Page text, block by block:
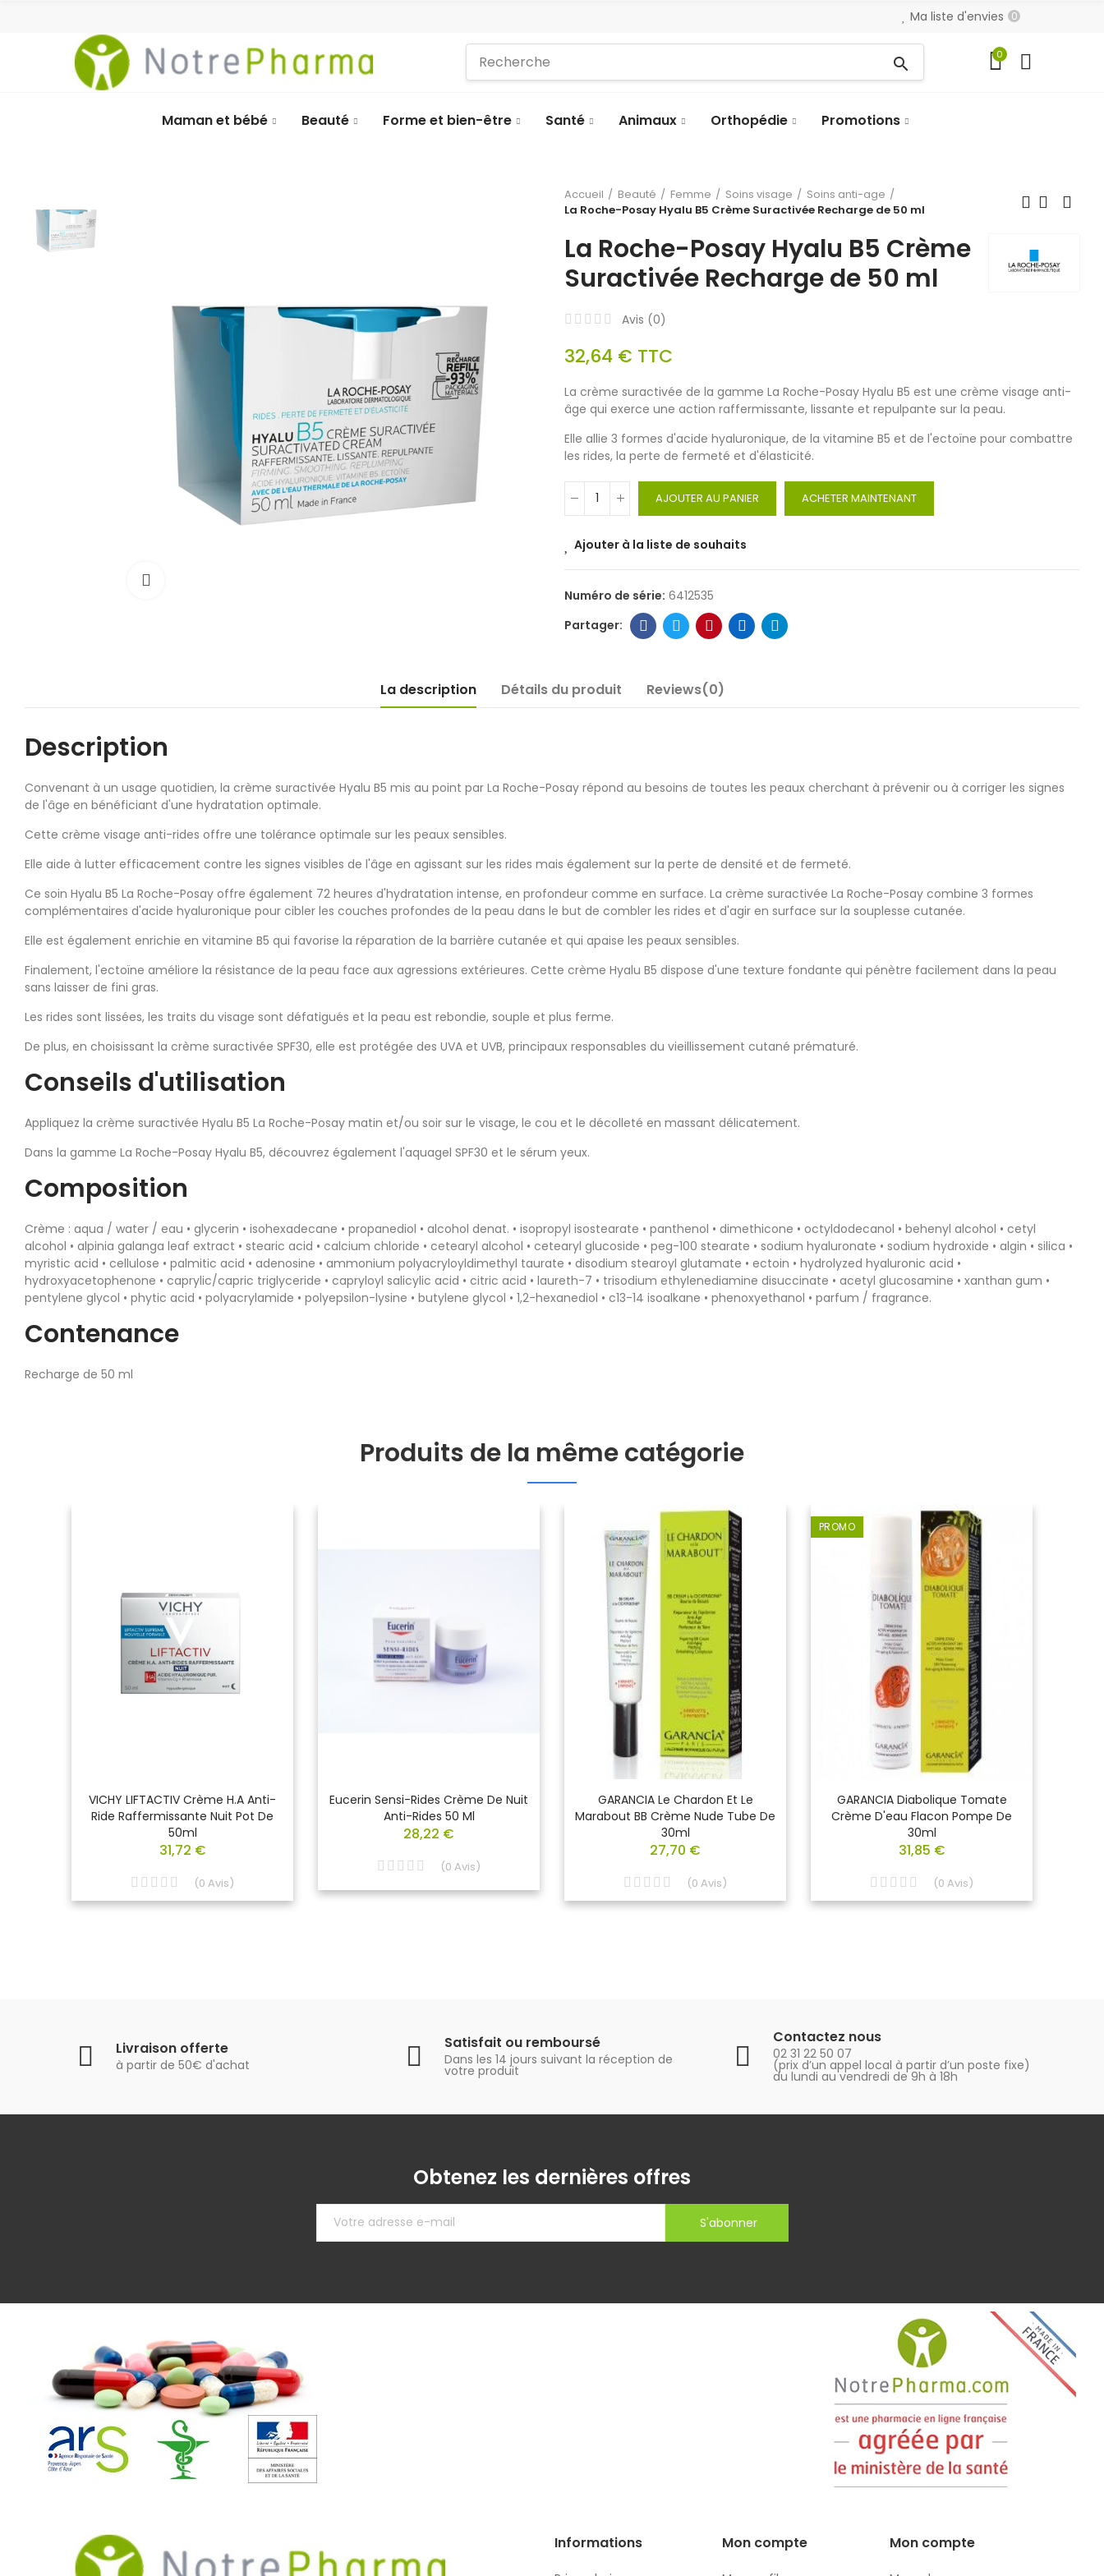
Ma liste d'envies 0
search 0
Maman et bébé Beauté Forme et bien-être Santé Animaux Orthopédie Promotions
Accueil Beauté Femme Soins visage
Soins anti-age
La Roche-Posay Hyalu B5 Crème Suractivée Recharge de 50 ml
La Roche-Posay Hyalu B5 Crème
Suractivée Recharge de 50 ml
Avis (0)
32,64 € TTC
La crème suractivée de la gamme La Roche-Posay Hyalu B5 est une crème visage anti-
âge qui exerce une action raffermissante, lissante et repulpante sur la peau.
Elle allie 3 formes d'acide hyaluronique, de la vitamine B5 et de l'ectoïne pour combattre
les rides, la perte de fermeté et d'élasticité.
AJOUTER AU PANIER ACHETER MAINTENANT
Ajouter à la liste de souhaits
Numéro de série: 6412535
La description Détails du produit Reviews(0)
Description
Convenant à un usage quotidien, la crème suractivée Hyalu B5 mis au point par La Roche-Posay répond au besoins de toutes les peaux cherchant à prévenir ou à corriger les signes
de l'âge en bénéficiant d'une hydratation optimale.
Cette crème visage anti-rides offre une tolérance optimale sur les peaux sensibles.
Elle aide à lutter efficacement contre les signes visibles de l'âge en agissant sur les rides mais également sur la perte de densité et de fermeté.
Ce soin Hyalu B5 La Roche-Posay offre également 72 heures d'hydratation intense, en profondeur comme en surface. La crème suractivée La Roche-Posay combine 3 formes
complémentaires d'acide hyaluronique pour cibler les couches profondes de la peau dans le but de combler les rides et d'agir en surface sur la souplesse cutanée.
Elle est également enrichie en vitamine B5 qui favorise la réparation de la barrière cutanée et qui apaise les peaux sensibles.
Finalement, l'ectoïne améliore la résistance de la peau face aux agressions extérieures. Cette crème Hyalu B5 dispose d'une texture fondante qui pénètre facilement dans la peau
sans laisser de fini gras.
Les rides sont lissées, les traits du visage sont défatigués et la peau est rebondie, souple et plus ferme.
De plus, en choisissant la crème suractivée SPF30, elle est protégée des UVA et UVB, principaux responsables du vieillissement cutané prématuré.
Conseils d'utilisation
Appliquez la crème suractivée Hyalu B5 La Roche-Posay matin et/ou soir sur le visage, le cou et le décolleté en massant délicatement.
Dans la gamme La Roche-Posay Hyalu B5, découvrez également l'aquagel SPF30 et le sérum yeux.
Composition
Crème : aqua / water / eau • glycerin • isohexadecane • propanediol • alcohol denat. • isopropyl isostearate • panthenol • dimethicone • octyldodecanol • behenyl alcohol • cetyl
alcohol • alpinia galanga leaf extract • stearic acid • calcium chloride • cetearyl alcohol • cetearyl glucoside • peg-100 stearate • sodium hyaluronate • sodium hydroxide • algin • silica •
myristic acid • cellulose • palmitic acid • adenosine • ammonium polyacryloyldimethyl taurate • disodium stearoyl glutamate • ectoin • hydrolyzed hyaluronic acid •
hydroxyacetophenone • caprylic/capric triglyceride • capryloyl salicylic acid • citric acid • laureth-7 • trisodium ethylenediamine disuccinate • acetyl glucosamine • xanthan gum •
pentylene glycol • phytic acid • polyacrylamide • polyepsilon-lysine • butylene glycol • 1,2-hexanediol • c13-14 isoalkane • phenoxyethanol • parfum / fragrance.
Contenance
Recharge de 50 ml
Produits de la même catégorie
VICHY LIFTACTIV Crème H.A Anti-
Ride Raffermissante Nuit Pot De
50ml
31,72 €
(0 Avis)
Eucerin Sensi-Rides Crème De Nuit
Anti-Rides 50 Ml
28,22 €
(0 Avis)
GARANCIA Le Chardon Et Le
Marabout BB Crème Nude Tube De
30ml
27,70 €
(0 Avis)
PROMO
GARANCIA Diabolique Tomate
Crème D'eau Flacon Pompe De
30ml
31,85 €
(0 Avis)
Livraison offerte
à partir de 50€ d'achat
Satisfait ou remboursé
Dans les 14 jours suivant la réception de
votre produit
Contactez nous
02 31 22 50 07
(prix d’un appel local à partir d’un poste fixe)
du lundi au vendredi de 9h à 18h
Obtenez les dernières offres
S'abonner
Informations Mon compte Mon compte